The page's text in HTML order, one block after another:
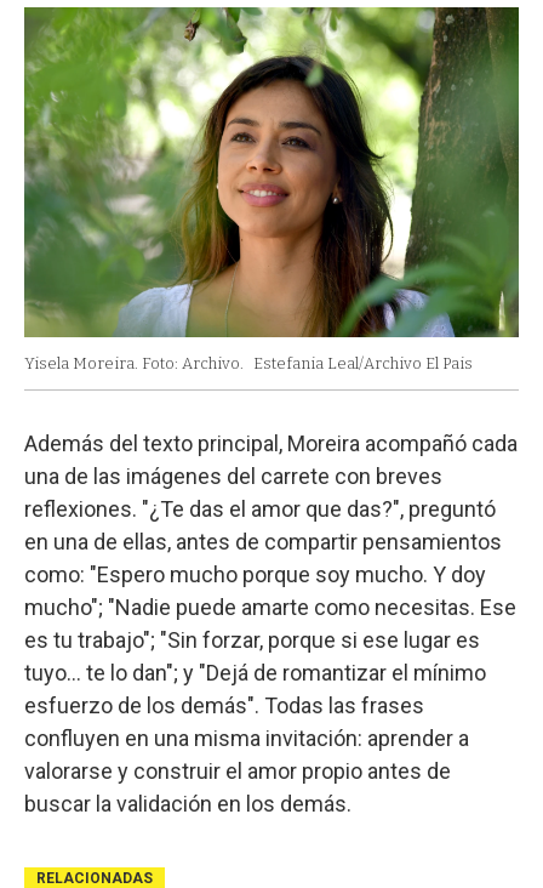
Yisela Moreira. Foto: Archivo. Estefania Leal/Archivo El Pais
Además del texto principal, Moreira acompañó cada
una de las imágenes del carrete con breves
reflexiones. "¿Te das el amor que das?", preguntó
en una de ellas, antes de compartir pensamientos
como: "Espero mucho porque soy mucho. Y doy
mucho"; "Nadie puede amarte como necesitas. Ese
es tu trabajo"; "Sin forzar, porque si ese lugar es
tuyo… te lo dan"; y "Dejá de romantizar el mínimo
esfuerzo de los demás". Todas las frases
confluyen en una misma invitación: aprender a
valorarse y construir el amor propio antes de
buscar la validación en los demás.
RELACIONADAS